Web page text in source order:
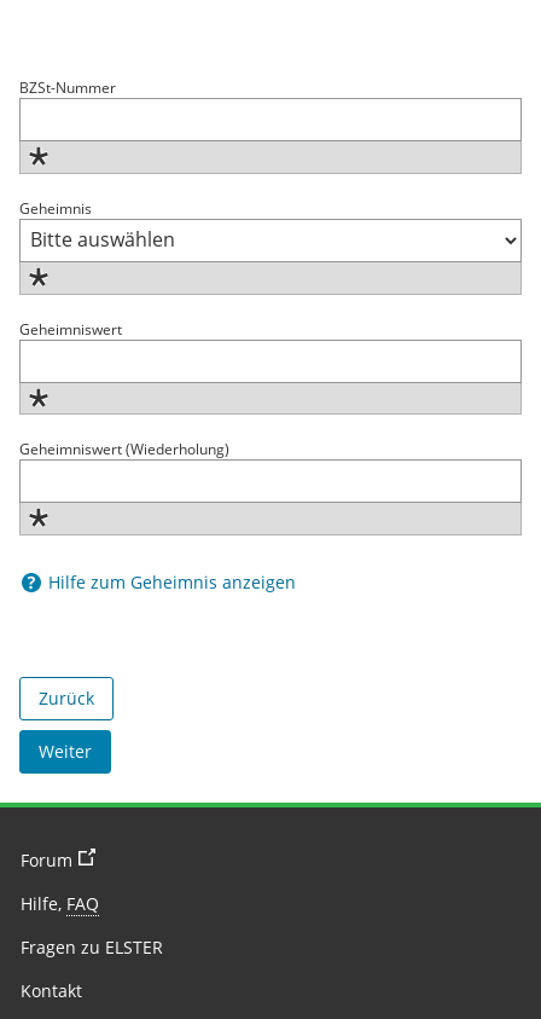
BZSt-Nummer
Geheimnis
Geheimniswert
Geheimniswert (Wiederholung)
Hilfe zum Geheimnis anzeigen
Zurück
Weiter
Forum Sie verlassen die Seite
Hilfe, FAQ
Fragen zu ELSTER
Kontakt